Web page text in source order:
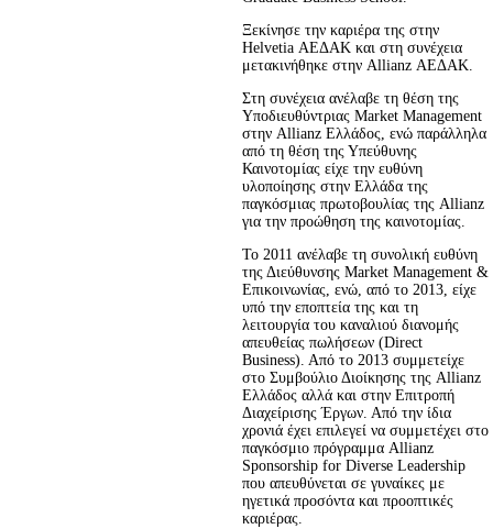
Ξεκίνησε την καριέρα της στην
Helvetia ΑΕΔΑΚ και στη συνέχεια
μετακινήθηκε στην Allianz ΑΕΔΑΚ.
Στη συνέχεια ανέλαβε τη θέση της
Υποδιευθύντριας Market Management
στην Allianz Ελλάδος, ενώ παράλληλα
από τη θέση της Υπεύθυνης
Καινοτομίας είχε την ευθύνη
υλοποίησης στην Ελλάδα της
παγκόσμιας πρωτοβουλίας της Allianz
για την προώθηση της καινοτομίας.
Το 2011 ανέλαβε τη συνολική ευθύνη
της Διεύθυνσης Market Management &
Επικοινωνίας, ενώ, από το 2013, είχε
υπό την εποπτεία της και τη
λειτουργία του καναλιού διανομής
απευθείας πωλήσεων (Direct
Business). Από το 2013 συμμετείχε
στο Συμβούλιο Διοίκησης της Allianz
Ελλάδος αλλά και στην Επιτροπή
Διαχείρισης Έργων. Από την ίδια
χρονιά έχει επιλεγεί να συμμετέχει στο
παγκόσμιο πρόγραμμα Allianz
Sponsorship for Diverse Leadership
που απευθύνεται σε γυναίκες με
ηγετικά προσόντα και προοπτικές
καριέρας.